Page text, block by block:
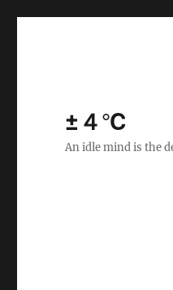
±４℃
An idle mind is the